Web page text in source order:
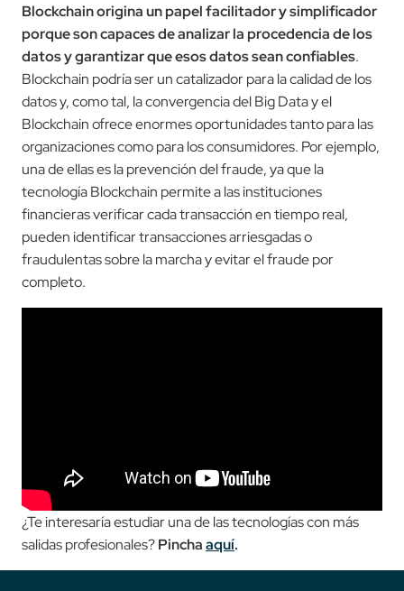
Blockchain origina un papel facilitador y simplificador
porque son capaces de analizar la procedencia de los
datos y garantizar que esos datos sean confiables.
Blockchain podría ser un catalizador para la calidad de los
datos y, como tal, la convergencia del Big Data y el
Blockchain ofrece enormes oportunidades tanto para las
organizaciones como para los consumidores. Por ejemplo,
una de ellas es la prevención del fraude, ya que la
tecnología Blockchain permite a las instituciones
financieras verificar cada transacción en tiempo real,
pueden identificar transacciones arriesgadas o
fraudulentas sobre la marcha y evitar el fraude por
completo.
¿Te interesaría estudiar una de las tecnologías con más
salidas profesionales?Pinchaaquí.